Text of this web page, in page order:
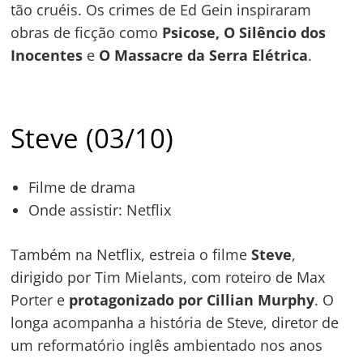
tão cruéis. Os crimes de Ed Gein inspiraram
obras de ficção como Psicose, O Silêncio dos
Inocentes e O Massacre da Serra Elétrica.
Steve (03/10)
Filme de drama
Onde assistir: Netflix
Também na Netflix, estreia o filmeSteve,
dirigido por Tim Mielants, com roteiro de Max
Porter e protagonizado por Cillian Murphy. O
longa acompanha a história de Steve, diretor de
um reformatório inglês ambientado nos anos